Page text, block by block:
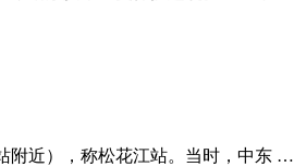
附近），称松花江站。当时，中东 …